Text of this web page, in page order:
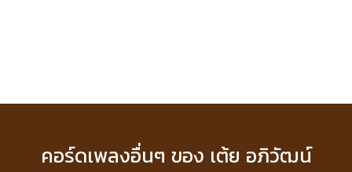
คอร์ดเพลงอื่นๆ ของ เต้ย อภิวัฒน์